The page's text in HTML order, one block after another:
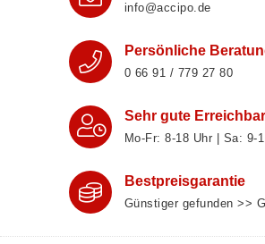
info@accipo.de
Persönliche
0 66 91 / 779 27 80
Sehr gute
Mo-Fr: 8‑18 Uhr | Sa:
Bestpreisgarantie
Günstiger gefunden >>